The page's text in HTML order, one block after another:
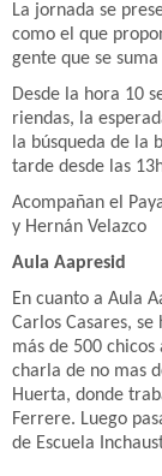
La jornada se
como el que
gente que se
Desde la hora 10
riendas, la
la búsqueda de la
tarde desde las
Acompañan el
y Hernán Velazco
Aula Aapresid
En cuanto a Aula
Carlos Casares,
más de 500
charla de no mas
Huerta, donde
Ferrere. Luego
de Escuela